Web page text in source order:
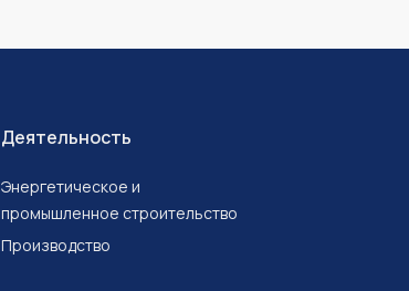
Деятельность
Энергетическое и
промышленное строительство
Производство